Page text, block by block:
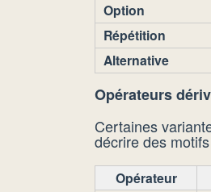
Option
Répétition
Alternative
Opérateurs
Certaines
décrire des
Opérateur